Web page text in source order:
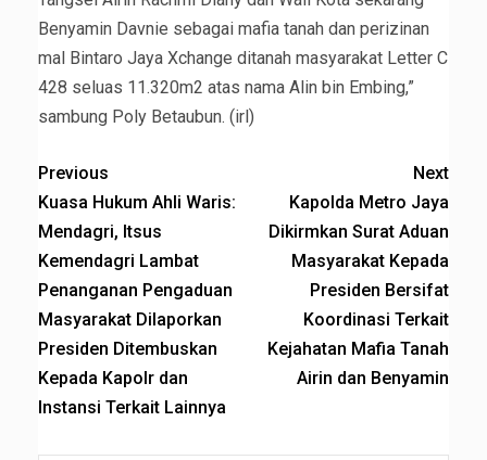
Benyamin Davnie sebagai mafia tanah dan perizinan
mal Bintaro Jaya Xchange ditanah masyarakat Letter C
428 seluas 11.320m2 atas nama Alin bin Embing,”
sambung Poly Betaubun. (irl)
Previous
Kuasa Hukum Ahli Waris:
Mendagri, Itsus
Kemendagri Lambat
Penanganan Pengaduan
Masyarakat Dilaporkan
Presiden Ditembuskan
Kepada Kapolr dan
Instansi Terkait Lainnya
Next
Kapolda Metro Jaya
Dikirmkan Surat Aduan
Masyarakat Kepada
Presiden Bersifat
Koordinasi Terkait
Kejahatan Mafia Tanah
Airin dan Benyamin